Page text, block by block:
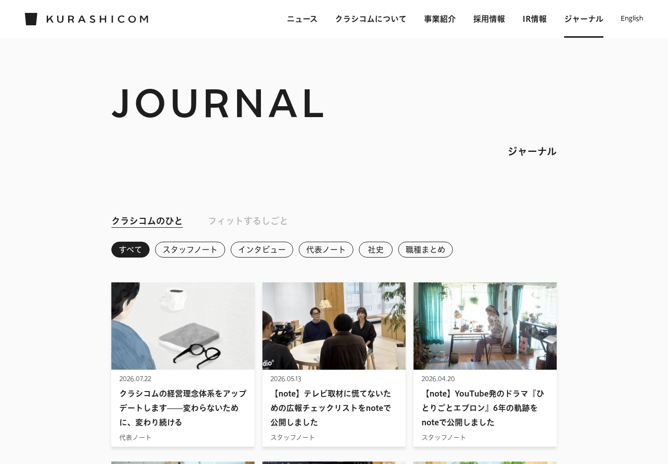
ニュース クラシコムについて 事業紹介 採用情報 IR情報 ジャーナル English
JOURNAL
ジャーナル
クラシコムのひと フィットするしごと
すべて スタッフノート インタビュー 代表ノート 社史 職種まとめ
2026.07.22
クラシコムの経営理念体系をアップ
デートします——変わらないため
に、変わり続ける
代表ノート
2026.05.13
【note】テレビ取材に慌てないた
めの広報チェックリストをnoteで
公開しました
スタッフノート
2026.04.20
【note】YouTube発のドラマ『ひ
とりごとエプロン』6年の軌跡を
noteで公開しました
スタッフノート